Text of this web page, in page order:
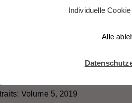
& Sinfonische Werke
Volume 5, 2019
Individuelle
Alle